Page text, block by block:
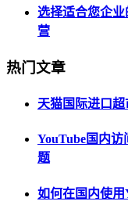
选择适合您企
营
热门文章
天猫国际进口
YouTube国内访
题
如何在国内使